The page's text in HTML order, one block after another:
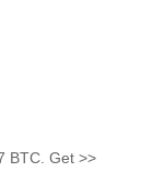
BTC. Get >>